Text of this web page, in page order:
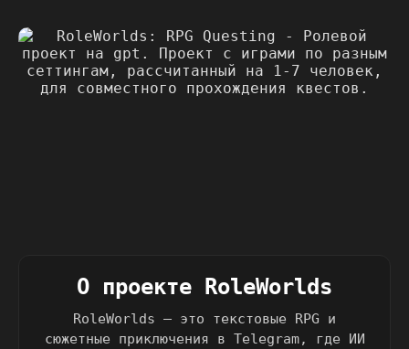
О проекте RoleWorlds
RoleWorlds — это текстовые RPG и
сюжетные приключения в Telegram, где ИИ